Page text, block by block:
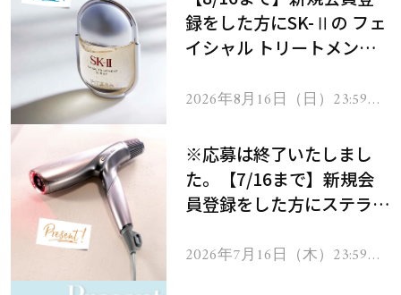
録をした方にSK-Ⅱの フェ
イシャル トリートメント
2026年8月16日（日）23:59ま
※応募は終了いたしまし
た。【7/16まで】新規会
員登録をした方にステラボ
ヘアドライヤー ジュエル
2026年7月16日（木）23:59ま